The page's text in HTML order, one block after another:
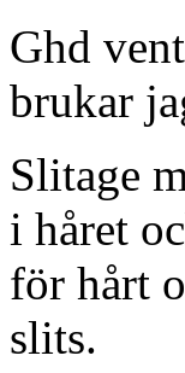
Ghd
brukar
Slitage
i håret
för hårt
slits.